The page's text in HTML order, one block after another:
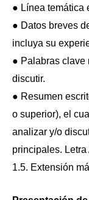
● Línea temática
● Datos breves
incluya su
● Palabras clave
discutir.
● Resumen
o superior), el
analizar y/o
principales.
1.5. Extensión